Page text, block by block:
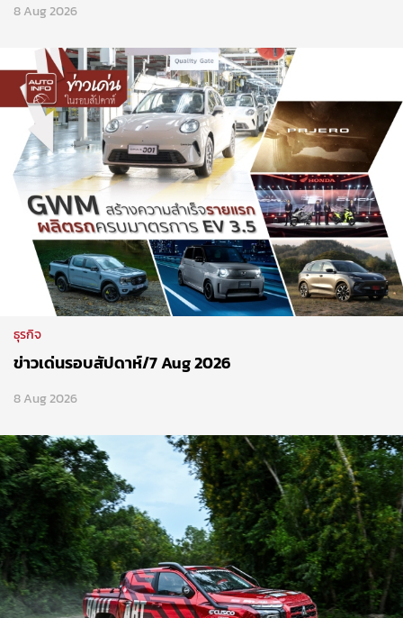
8 Aug 2026
ธุรกิจ
ข่าวเด่นรอบสัปดาห์/7 Aug 2026
8 Aug 2026